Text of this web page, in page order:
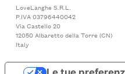
LoveLanghe S.R.L.
P.IVA 03796440042
Via Castello 20
12050 Albaretto della Torre (CN)
Italy